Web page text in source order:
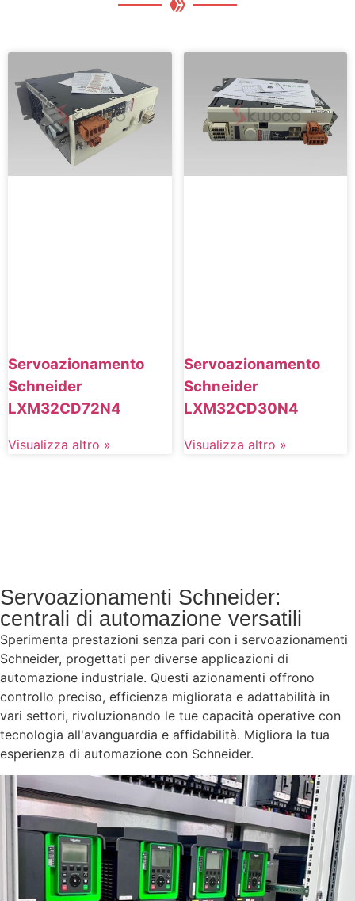
Servoazionamento
Schneider
LXM32CD72N4
Visualizza altro »
Servoazionamento
Schneider
LXM32CD30N4
Visualizza altro »
Servoazionamenti Schneider:
centrali di automazione versatili
Sperimenta prestazioni senza pari con i servoazionamenti
Schneider, progettati per diverse applicazioni di
automazione industriale. Questi azionamenti offrono
controllo preciso, efficienza migliorata e adattabilità in
vari settori, rivoluzionando le tue capacità operative con
tecnologia all'avanguardia e affidabilità. Migliora la tua
esperienza di automazione con Schneider.